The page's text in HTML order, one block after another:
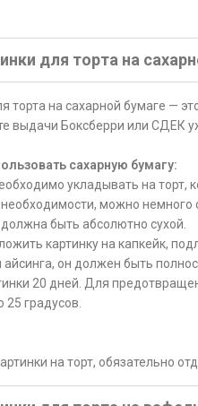
для торта на
торта на сахарной бумаге —
выдачи Боксберри или СДЕК
сахарную бумагу:
укладывать на торт,
можно немного
быть абсолютно сухой.
картинку на капкейк,
айсинга, он должен быть
20 дней. Для
градусов.
на торт, обязательно